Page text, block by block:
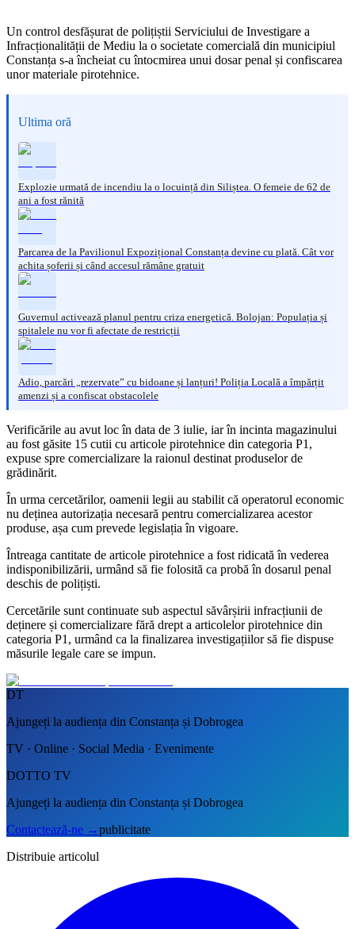
Un control desfășurat de polițiștii Serviciului de Investigare a
Infracționalității de Mediu la o societate comercială din municipiul
Constanța s-a încheiat cu întocmirea unui dosar penal și confiscarea
unor materiale pirotehnice.
Ultima oră
Explozie urmată de incendiu la o locuință din Siliștea. O femeie de 62 de
ani a fost rănită
Parcarea de la Pavilionul Expozițional Constanța devine cu plată. Cât vor
achita șoferii și când accesul rămâne gratuit
Guvernul activează planul pentru criza energetică. Bolojan: Populația și
spitalele nu vor fi afectate de restricții
Adio, parcări „rezervate” cu bidoane și lanțuri! Poliția Locală a împărțit
amenzi și a confiscat obstacolele
Verificările au avut loc în data de 3 iulie, iar în incinta magazinului
au fost găsite 15 cutii cu articole pirotehnice din categoria P1,
expuse spre comercializare la raionul destinat produselor de
grădinărit.
În urma cercetărilor, oamenii legii au stabilit că operatorul economic
nu deținea autorizația necesară pentru comercializarea acestor
produse, așa cum prevede legislația în vigoare.
Întreaga cantitate de articole pirotehnice a fost ridicată în vederea
indisponibilizării, urmând să fie folosită ca probă în dosarul penal
deschis de polițiști.
Cercetările sunt continuate sub aspectul săvârșirii infracțiunii de
deținere și comercializare fără drept a articolelor pirotehnice din
categoria P1, urmând ca la finalizarea investigațiilor să fie dispuse
măsurile legale care se impun.
DT
Ajungeți la audiența din Constanța și Dobrogea
TV · Online · Social Media · Evenimente
DOTTO TV
Ajungeți la audiența din Constanța și Dobrogea
Contactează-ne →publicitate
Distribuie articolul